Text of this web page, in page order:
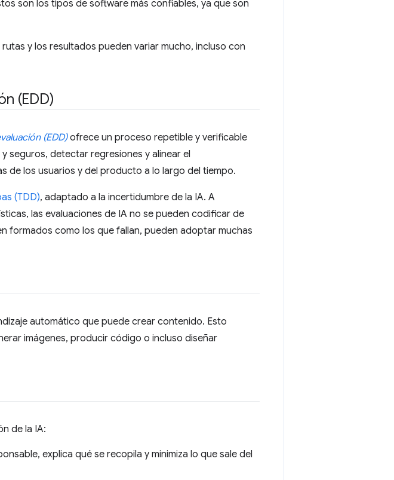
son los tipos de software más confiables, ya que son
y los resultados pueden variar mucho, incluso con
(EDD)
(EDD)ofrece un proceso repetible y verificable
seguros, detectar regresiones y alinear el
de los usuarios y del producto a lo largo del tiempo.
(TDD), adaptado a la incertidumbre de la IA. A
las evaluaciones de IA no se pueden codificar de
formados como los que fallan, pueden adoptar muchas
automático que puede crear contenido. Esto
imágenes, producir código o incluso diseñar
de la IA:
explica qué se recopila y minimiza lo que sale del